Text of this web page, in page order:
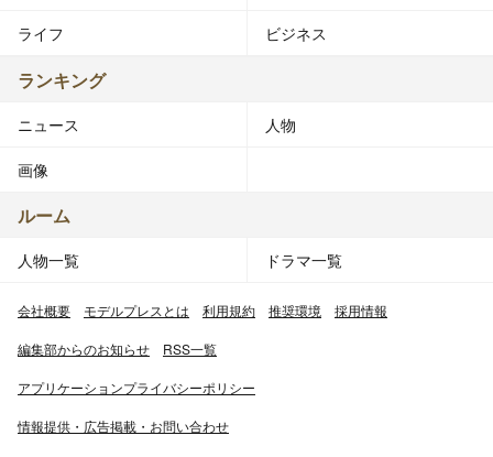
ライフ ビジネス
ランキング
ニュース 人物
画像
ルーム
人物一覧 ドラマ一覧
会社概要 モデルプレスとは 利用規約 推奨環境 採用情報
編集部からのお知らせ RSS一覧
アプリケーションプライバシーポリシー
情報提供・広告掲載・お問い合わせ